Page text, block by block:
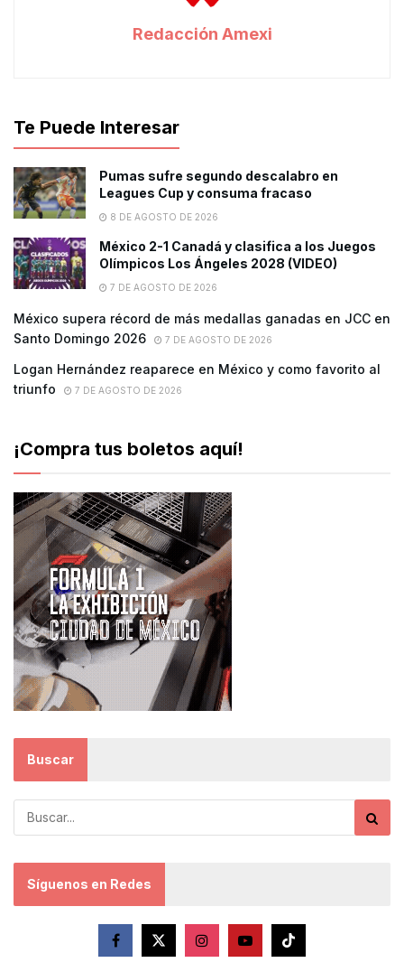
Redacción Amexi
Te Puede Interesar
Pumas sufre segundo descalabro en
Leagues Cup y consuma fracaso
8 DE AGOSTO DE 2026
México 2-1 Canadá y clasifica a los Juegos
Olímpicos Los Ángeles 2028 (VIDEO)
7 DE AGOSTO DE 2026
México supera récord de más medallas ganadas en JCC en
Santo Domingo 2026
7 DE AGOSTO DE 2026
Logan Hernández reaparece en México y como favorito al
triunfo
7 DE AGOSTO DE 2026
¡Compra tus boletos aquí!
Buscar
Síguenos en Redes